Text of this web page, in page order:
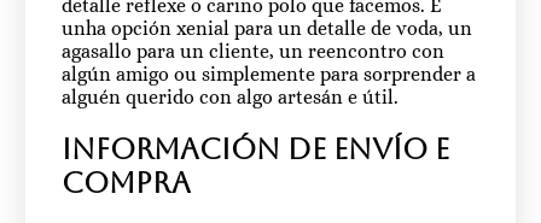
detalle reflexe o cariño polo que facemos. É
unha opción xenial para un detalle de voda, un
agasallo para un cliente, un reencontro con
algún amigo ou simplemente para sorprender a
alguén querido con algo artesán e útil.
Información de envío e
compra